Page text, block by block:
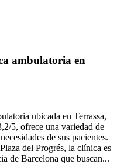
ambulatoria en
ubicada en Terrassa,
5, ofrece una variedad de
de sus pacientes.
del Progrés, la clínica es
de Barcelona que buscan...